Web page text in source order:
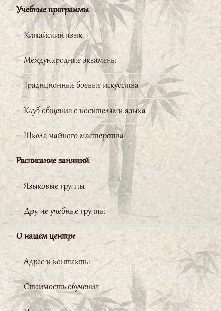
Учебные программы
Китайский язык
Международные экзамены
Традиционные боевые искусства
Клуб общения с носителями языка
Школа чайного мастерства
Расписание занятий
Языковые группы
Другие учебные группы
О нашем центре
Адрес и контакты
Стоимость обучения
Бай Вэньчану и всему коллективу
«Школы Конфуция» РГППУ за предоставление
прекрасной возможности начать изучение
китайского языка. Я желаю всем не сбавлять
набранного темпа!
Строшков Валерий
Хотел бы отметить высокую
организацию учебного процесса:
прекрасные учителя, богатый
учебный материал, замечательные условия
обучения! Изучать китайский язык чрезвычайно
интересно!
Серебряков Павел
Китайская сторона
предоставила нам очень сильного
и грамотного преподавателя,
прекрасно владеющего русским языком. Он